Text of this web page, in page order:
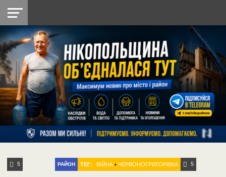
НІКОПОЛЬ
РАЙОН
СІЧЕСЛАВСЬКА
УКРАЇНА
РЕТРО
НІКОПОЛЬ
ЛАЙТ
УКРАЇНА
ДОПОМОГА
РАДІО
5 РАЙОН ТЕГ: ВІЙНА •ЧЕРВОНОГРИГОРІВКА 5